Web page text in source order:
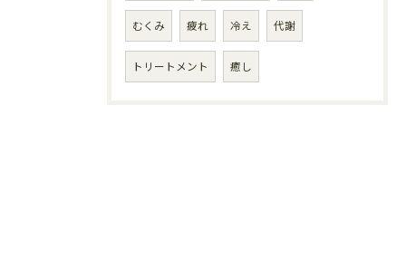
むくみ 疲れ 冷え 代謝
トリートメント 癒し